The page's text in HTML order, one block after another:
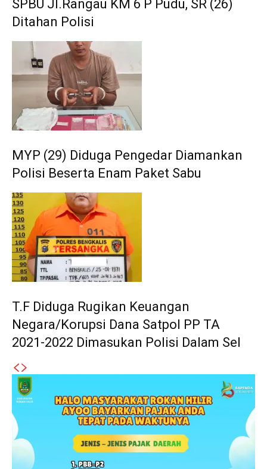
SPBU Jl.Rangau KM 6 P Pudu, SR (26)
Ditahan Polisi
MYP (29) Diduga Pengedar Diamankan
Polisi Beserta Enam Paket Sabu
T.F Diduga Rugikan Keuangan
Negara/Korupsi Dana Satpol PP TA
2021-2022 Dimasukan Polisi Dalam Sel